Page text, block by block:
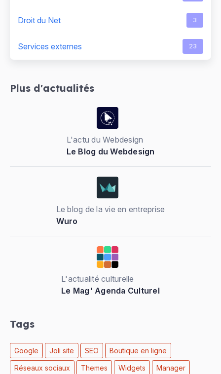
Droit du Net 3
Services externes 23
Plus d'actualités
L'actu du Webdesign
Le Blog du Webdesign
Le blog de la vie en entreprise
Wuro
L'actualité culturelle
Le Mag' Agenda Culturel
Tags
Google Joli site SEO Boutique en ligne
Réseaux sociaux Themes Widgets Manager